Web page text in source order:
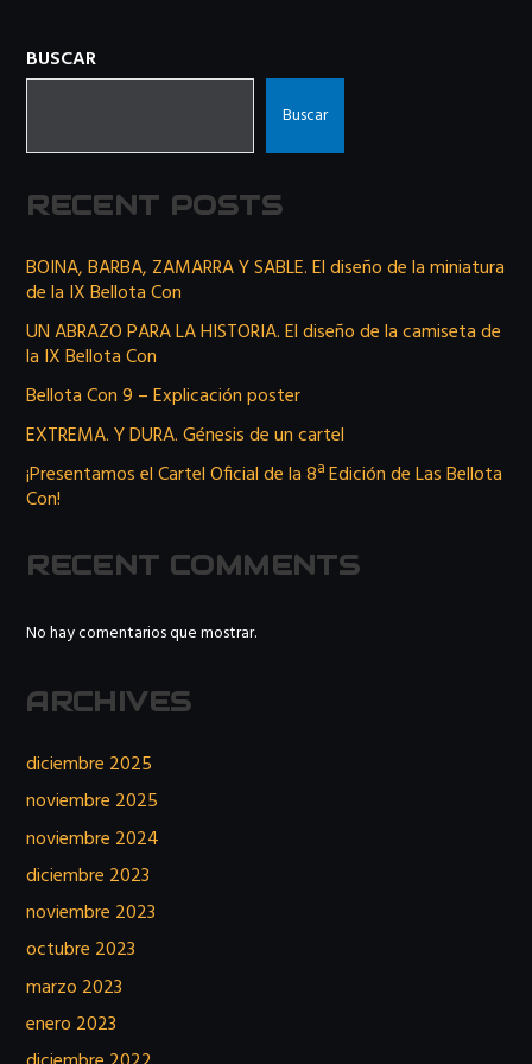
BUSCAR
Buscar
RECENT POSTS
BOINA, BARBA, ZAMARRA Y SABLE. El diseño de la miniatura
de la IX Bellota Con
UN ABRAZO PARA LA HISTORIA. El diseño de la camiseta de
la IX Bellota Con
Bellota Con 9 – Explicación poster
EXTREMA. Y DURA. Génesis de un cartel
¡Presentamos el Cartel Oficial de la 8ª Edición de Las Bellota
Con!
RECENT COMMENTS
No hay comentarios que mostrar.
ARCHIVES
diciembre 2025
noviembre 2025
noviembre 2024
diciembre 2023
noviembre 2023
octubre 2023
marzo 2023
enero 2023